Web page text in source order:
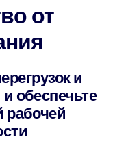
et concises dans votre
d'apprentissage.
от
и
обеспечьте
рабочей